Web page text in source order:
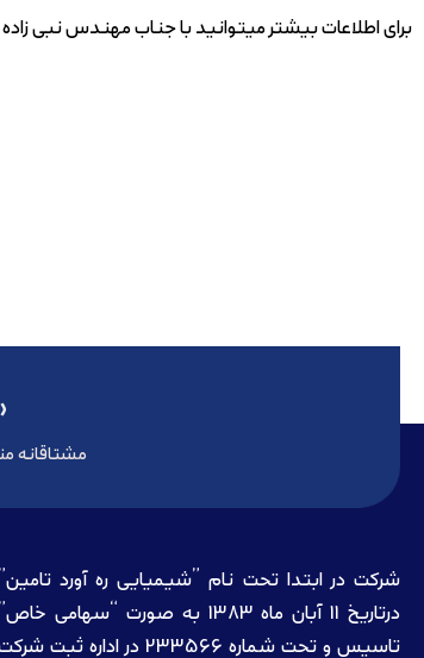
برای اطلاعات بیشتر میتوانید با جناب مهندس نبی زاده تماس
مشتاقانه
شرکت در ابتدا تحت نام ”شیمیایی ره آورد تامين”
درتاريخ 11 آبان ماه 1383 به صورت “سهامی خاص”
تاسيس و تحت شماره 233566 در اداره ثبت